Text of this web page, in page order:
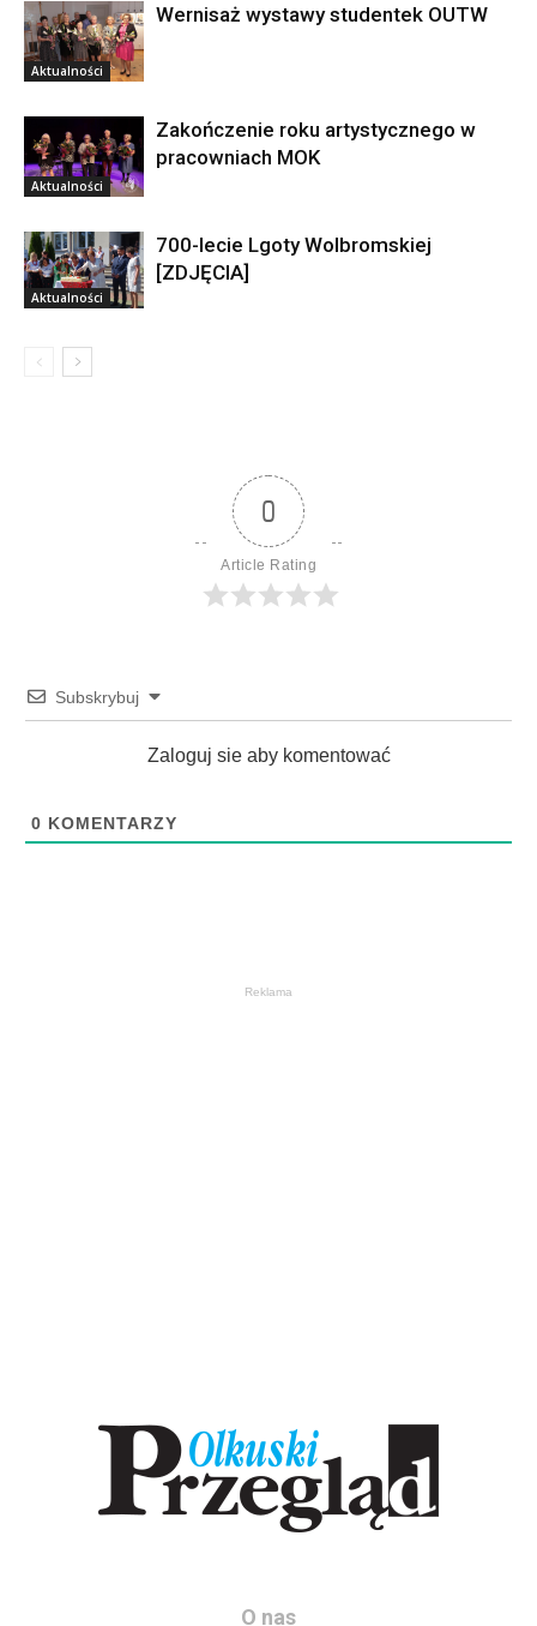
Aktualności
Wernisaż wystawy studentek OUTW
Aktualności
Zakończenie roku artystycznego w
pracowniach MOK
Aktualności
700-lecie Lgoty Wolbromskiej
[ZDJĘCIA]
0
Article Rating
Subskrybuj
Zaloguj sie aby komentować
0 KOMENTARZY
Reklama
O nas